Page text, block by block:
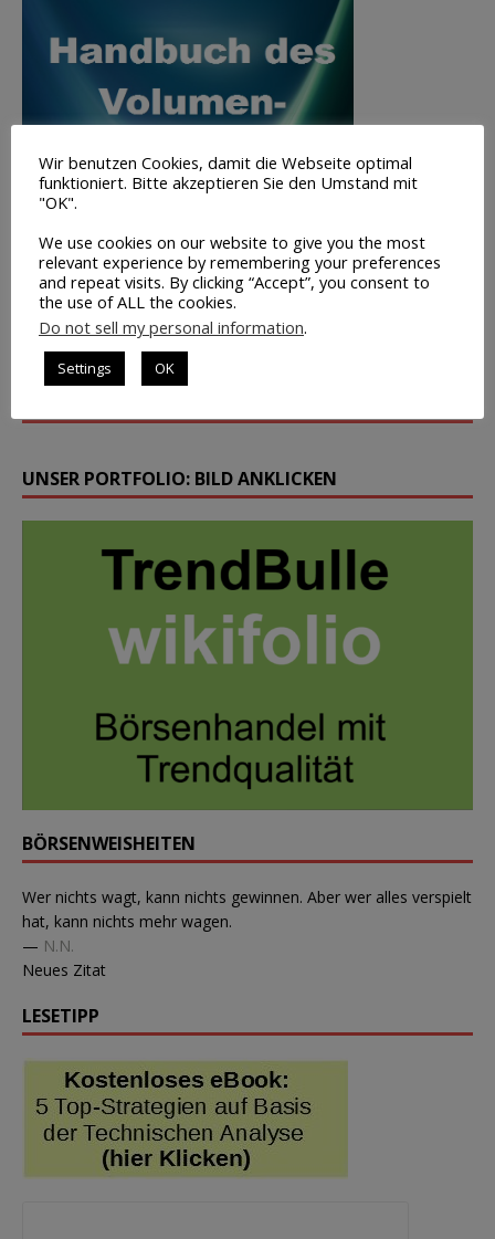
Trading
UNSER PORTFOLIO: BILD ANKLICKEN
BÖRSENWEISHEITEN
Wer nichts wagt, kann nichts gewinnen. Aber wer alles verspielt
hat, kann nichts mehr wagen.
— N.N.
Neues Zitat
LESETIPP
Wir benutzen Cookies, damit die Webseite optimal
funktioniert. Bitte akzeptieren Sie den Umstand mit
"OK".
We use cookies on our website to give you the most
relevant experience by remembering your preferences
and repeat visits. By clicking “Accept”, you consent to
the use of ALL the cookies.
Do not sell my personal information.
Settings OK